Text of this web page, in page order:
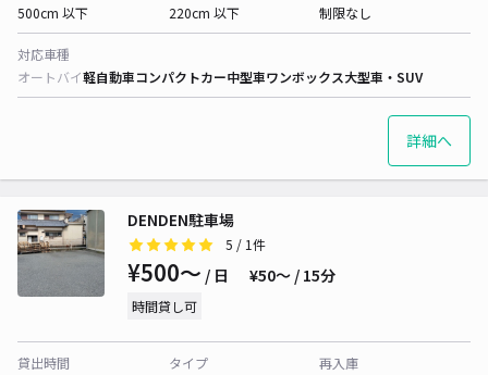
500cm 以下
220cm 以下
制限なし
対応車種
オートバイ軽自動車コンパクトカー中型車ワンボックス大型車・SUV
詳細へ
DENDEN駐車場
5 / 1件
¥500〜 / 日 ¥50〜 / 15分
時間貸し可
貸出時間
タイプ
再入庫